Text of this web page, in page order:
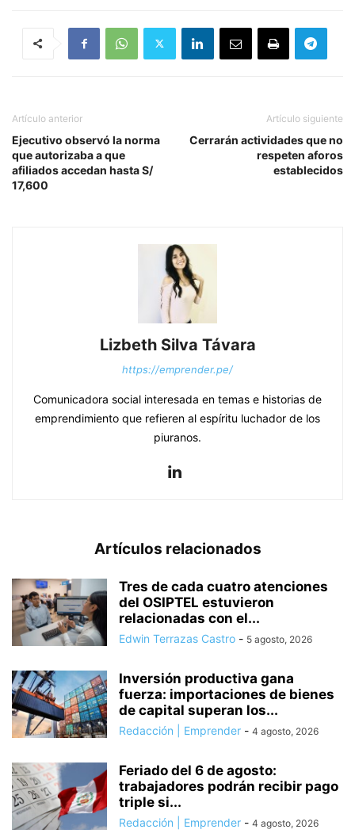
Artículo anterior
Ejecutivo observó la norma
que autorizaba a que
afiliados accedan hasta S/
17,600
Artículo siguiente
Cerrarán actividades que no
respeten aforos
establecidos
Lizbeth Silva Távara
https://emprender.pe/
Comunicadora social interesada en temas e historias de
emprendimiento que refieren al espíritu luchador de los
piuranos.
Artículos relacionados
Tres de cada cuatro atenciones
del OSIPTEL estuvieron
relacionadas con el...
Edwin Terrazas Castro - 5 agosto, 2026
Inversión productiva gana
fuerza: importaciones de bienes
de capital superan los...
Redacción | Emprender - 4 agosto, 2026
Feriado del 6 de agosto:
trabajadores podrán recibir pago
triple si...
Redacción | Emprender - 4 agosto, 2026